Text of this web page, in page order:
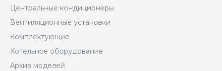
Центральные кондиционеры
Вентиляционные установки
Комплектующие
Котельное оборудование
Архив моделей